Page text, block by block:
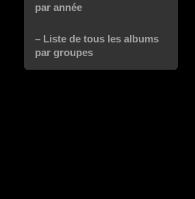
par année
– Liste de tous les albums
par groupes